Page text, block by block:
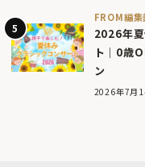
FROM編集
2026年
ト｜0歳
ン
2026年7月